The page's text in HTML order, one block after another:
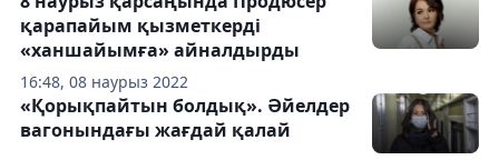
16:48, 08 наурыз 2022
қарапайым қызметкерді
«ханшайымға» айналдырды
«Қорықпайтын болдық». Әйелдер
вагонындағы жағдай қалай